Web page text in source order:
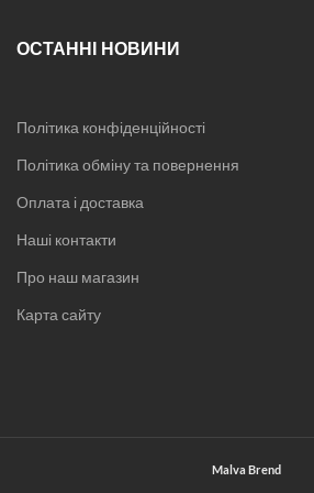
Двоспальна постіль
Постіль євро розмір
Постіль Атласний Сатин
Постіль Креп-Сатин
Велюрова постіль
Дитяча постіль
Подушки
Пледи
ОСТАННІ НОВИНИ
Політика конфіденційності
Політика обміну та повернення
Оплата і доставка
Наші контакти
Про наш магазин
Карта сайту
Malva Brend